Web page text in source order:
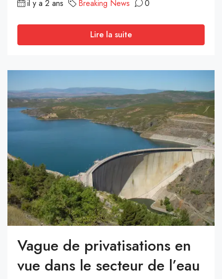
il y a 2 ans Breaking News 0
Lire la suite
Vague de privatisations en
vue dans le secteur de l’eau